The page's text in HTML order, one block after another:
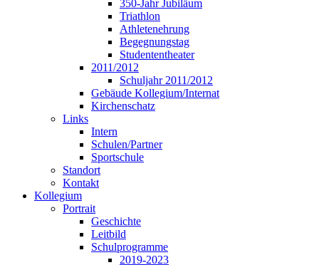
350-Jahr Jubiläum
Triathlon
Athletenehrung
Begegnungstag
Studententheater
2011/2012
Schuljahr 2011/2012
Gebäude Kollegium/Internat
Kirchenschatz
Links
Intern
Schulen/Partner
Sportschule
Standort
Kontakt
Kollegium
Portrait
Geschichte
Leitbild
Schulprogramme
2019-2023